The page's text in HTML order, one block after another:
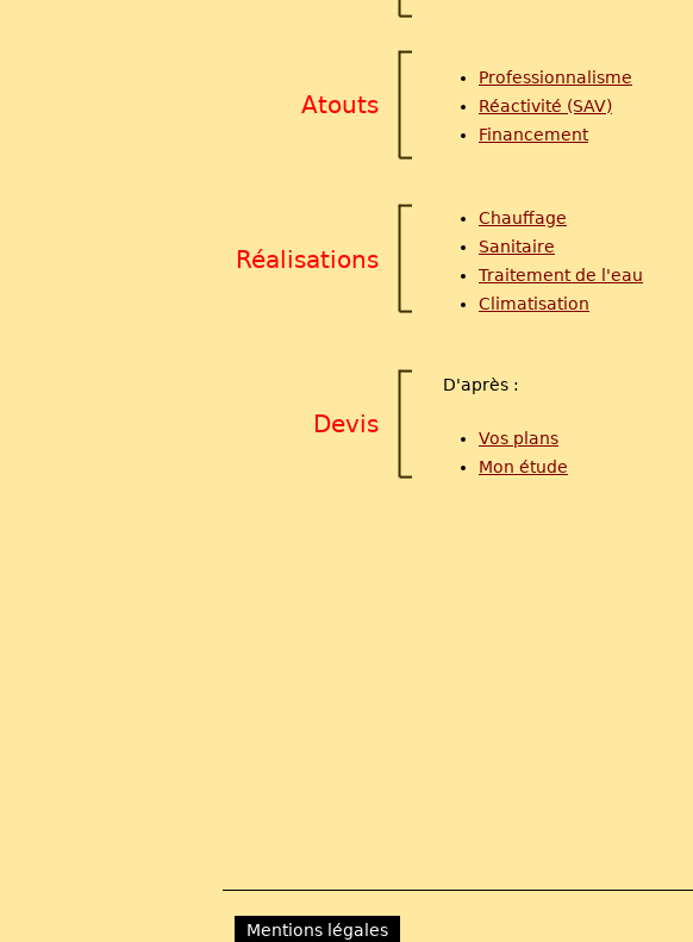
Atouts
Professionnalisme
Réactivité (SAV)
Financement
Réalisations
Chauffage
Sanitaire
Traitement de l'eau
Climatisation
Devis
D'après :
Vos plans
Mon étude
Mentions légales